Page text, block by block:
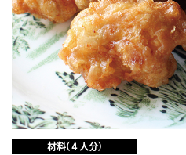
材料(４人分)